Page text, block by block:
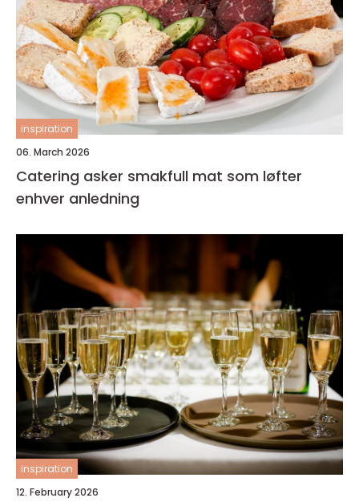
inspiration
06. March 2026
Catering asker smakfull mat som løfter
enhver anledning
inspiration
12. February 2026